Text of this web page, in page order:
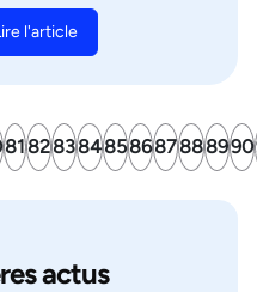
l'article
81828384858687888990
actus